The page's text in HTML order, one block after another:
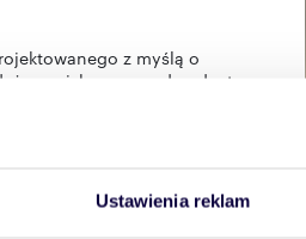
Ustawienia reklam
z myślą o
nacisk na wygodny dostęp
dostęp do centrum
że lokalizacja zyskuje
znajdują się lokale
idealnym wyborem dla rodzin z